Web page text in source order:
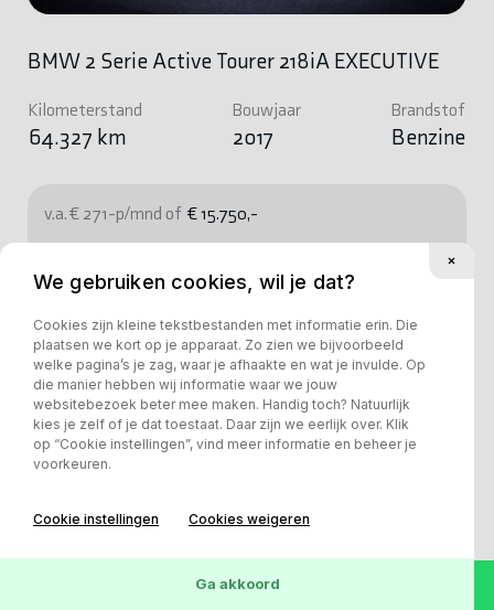
BMW 2 Serie Active Tourer 218iA EXECUTIVE
Kilometerstand
64.327 km
Bouwjaar
2017
Brandstof
Benzine
v.a. € 271-p/mnd of € 15.750,-
Bekijk deze auto
We gebruiken cookies, wil je dat?
Cookies zijn kleine tekstbestanden met informatie erin. Die
plaatsen we kort op je apparaat. Zo zien we bijvoorbeeld
welke pagina’s je zag, waar je afhaakte en wat je invulde. Op
die manier hebben wij informatie waar we jouw
websitebezoek beter mee maken. Handig toch? Natuurlijk
kies je zelf of je dat toestaat. Daar zijn we eerlijk over. Klik
op “Cookie instellingen”, vind meer informatie en beheer je
voorkeuren.
Cookie instellingen Cookies weigeren
Ga akkoord